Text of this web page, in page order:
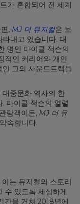
가 혼합되어 전 세계
, MJ 더 뮤지컬은 보
내고 있습니다. 대
명인 마이클 잭슨의
적인 커리어와 개인
그의 사운드트랙들
대중문화 역사의 한
마이클 잭슨의 열렬
람객이든, MJ 더 뮤
속합니다.
는 뮤지컬의 스토리
수 있도록 세심하게
간을 거쳐 2018년에